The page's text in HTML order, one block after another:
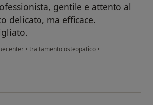
gentile e attento al
delicato, ma efficace.
• trattamento osteopatico •
Alessandra Zin